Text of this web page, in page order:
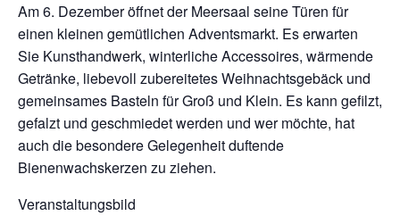
Am 6. Dezember öffnet der Meersaal seine Türen für
einen kleinen gemütlichen Adventsmarkt. Es erwarten
Sie Kunsthandwerk, winterliche Accessoires, wärmende
Getränke, liebevoll zubereitetes Weihnachtsgebäck und
gemeinsames Basteln für Groß und Klein. Es kann gefilzt,
gefalzt und geschmiedet werden und wer möchte, hat
auch die besondere Gelegenheit duftende
Bienenwachskerzen zu ziehen.
Veranstaltungsbild